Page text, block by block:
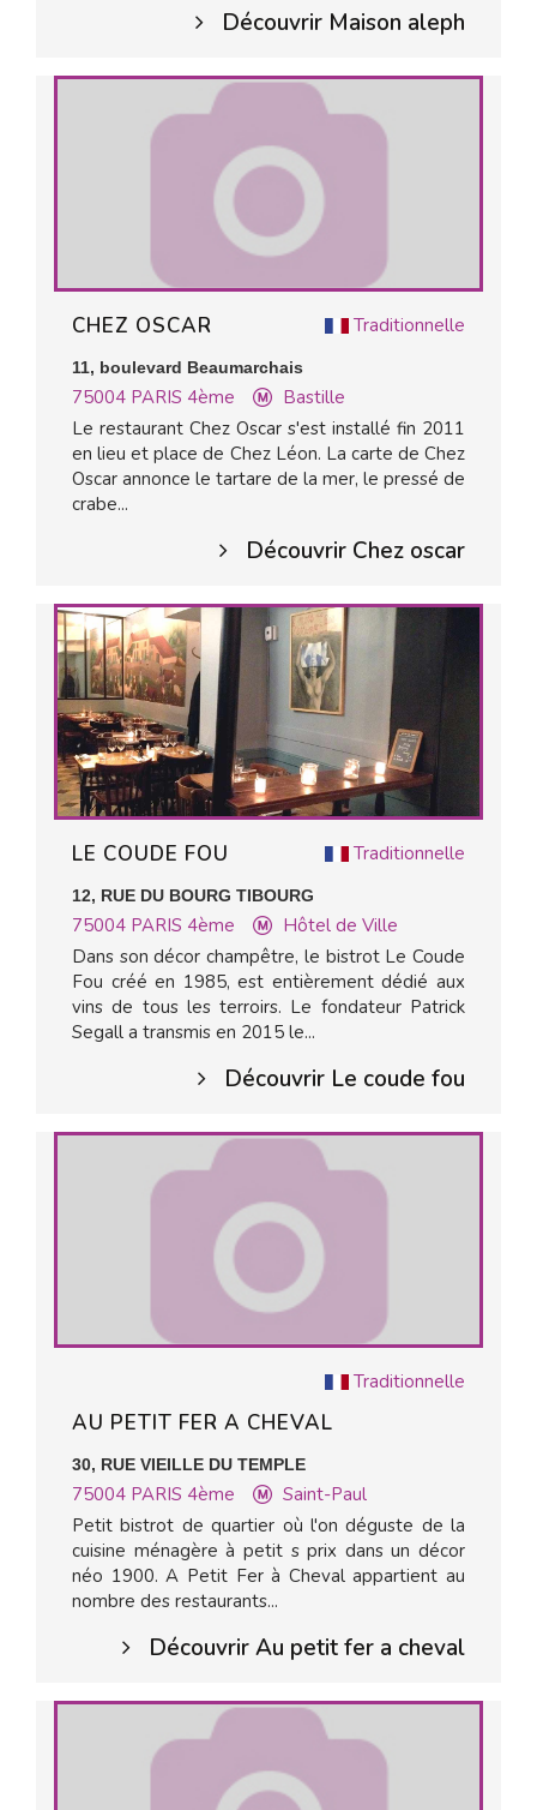
Découvrir Maison aleph
Traditionnelle
CHEZ OSCAR
11, boulevard Beaumarchais
75004 PARIS 4ème
Bastille
Le restaurant Chez Oscar s'est installé fin 2011
en lieu et place de Chez Léon. La carte de Chez
Oscar annonce le tartare de la mer, le pressé de
crabe...
Découvrir Chez oscar
Traditionnelle
LE COUDE FOU
12, RUE DU BOURG TIBOURG
75004 PARIS 4ème
Hôtel de Ville
Dans son décor champêtre, le bistrot Le Coude
Fou créé en 1985, est entièrement dédié aux
vins de tous les terroirs. Le fondateur Patrick
Segall a transmis en 2015 le...
Découvrir Le coude fou
Traditionnelle
AU PETIT FER A CHEVAL
30, RUE VIEILLE DU TEMPLE
75004 PARIS 4ème
Saint-Paul
Petit bistrot de quartier où l'on déguste de la
cuisine ménagère à petit s prix dans un décor
néo 1900. A Petit Fer à Cheval appartient au
nombre des restaurants...
Découvrir Au petit fer a cheval